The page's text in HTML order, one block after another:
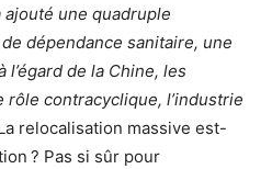
ajouté une quadruple
dépendance sanitaire, une
de la Chine, les
rôle contracyclique, l’industrie
relocalisation massive est-
? Pas si sûr pour